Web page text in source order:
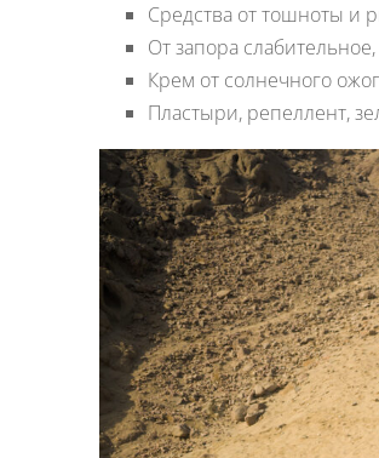
Средства от тошноты и
От запора
Крем от солнечного
Пластыри, репеллент,